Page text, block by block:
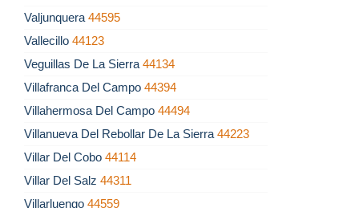
Valjunquera 44595
Vallecillo 44123
Veguillas De La Sierra 44134
Villafranca Del Campo 44394
Villahermosa Del Campo 44494
Villanueva Del Rebollar De La Sierra 44223
Villar Del Cobo 44114
Villar Del Salz 44311
Villarluengo 44559